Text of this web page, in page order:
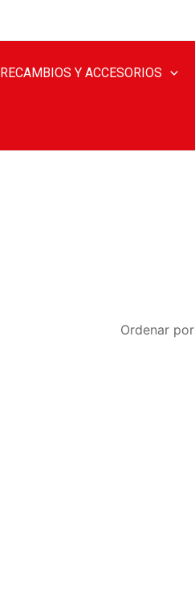
RECAMBIOS Y ACCESORIOS